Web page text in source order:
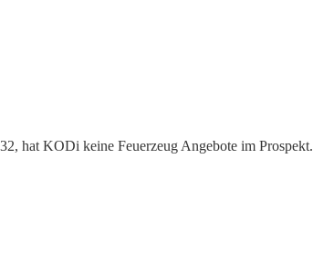
hat KODi keine Feuerzeug Angebote im Prospekt.